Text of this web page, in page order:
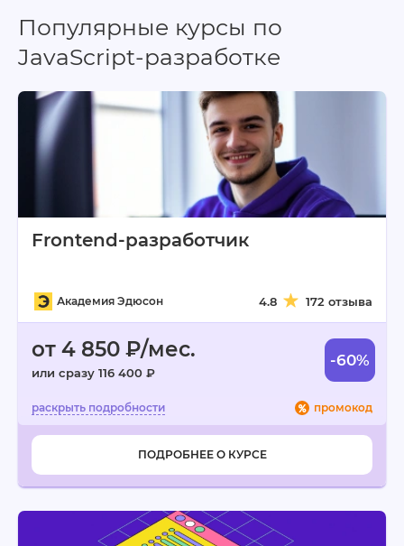
Популярные курсы по
JavaScript-разработке
Frontend-разработчик
Академия Эдюсон 4.8 172 отзыва
от 4 850 ₽/мес.
или сразу 116 400 ₽
-60%
промокод
ПОДРОБНЕЕ О КУРСЕ